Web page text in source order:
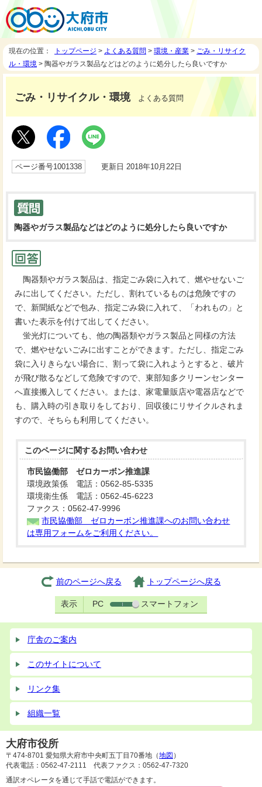
現在の位置： トップページ > よくある質問 > 環境・産業 > ごみ・リサイク
ル・環境 > 陶器やガラス製品などはどのように処分したら良いですか
ごみ・リサイクル・環境よくある質問
ページ番号1001338 更新日 2018年10月22日
陶器やガラス製品などはどのように処分したら良いですか
陶器類やガラス製品は、指定ごみ袋に入れて、燃やせないご
みに出してください。ただし、割れているものは危険ですの
で、新聞紙などで包み、指定ごみ袋に入れて、「われもの」と
書いた表示を付けて出してください。
蛍光灯についても、他の陶器類やガラス製品と同様の方法
で、燃やせないごみに出すことができます。ただし、指定ごみ
袋に入りきらない場合に、割って袋に入れようとすると、破片
が飛び散るなどして危険ですので、東部知多クリーンセンター
へ直接搬入してください。または、家電量販店や電器店などで
も、購入時の引き取りをしており、回収後にリサイクルされま
すので、そちらも利用してください。
このページに関するお問い合わせ
市民協働部 ゼロカーボン推進課
環境政策係 電話：0562-85-5335
環境衛生係 電話：0562-45-6223
ファクス：0562-47-9996
市民協働部 ゼロカーボン推進課へのお問い合わせ
は専用フォームをご利用ください。
前のページへ戻る トップページへ戻る
表示 PC スマートフォン
庁舎のご案内
このサイトについて
リンク集
組織一覧
大府市役所
〒474-8701 愛知県大府市中央町五丁目70番地（地図 ）
代表電話：0562-47-2111 代表ファクス：0562-47-7320
通訳オペレータを通じて手話で電話ができます。